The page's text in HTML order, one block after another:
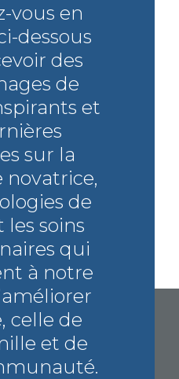
vous en
dessous
des
de
et
sur la
novatrice,
de
les soins
qui
à notre
celle de
et de